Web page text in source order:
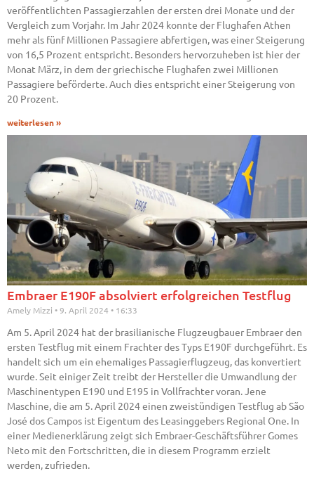
veröffentlichten Passagierzahlen der ersten drei Monate und der
Vergleich zum Vorjahr. Im Jahr 2024 konnte der Flughafen Athen
mehr als fünf Millionen Passagiere abfertigen, was einer Steigerung
von 16,5 Prozent entspricht. Besonders hervorzuheben ist hier der
Monat März, in dem der griechische Flughafen zwei Millionen
Passagiere beförderte. Auch dies entspricht einer Steigerung von
20 Prozent.
weiterlesen »
Embraer E190F absolviert erfolgreichen Testflug
Amely Mizzi 9. April 2024 16:33
Am 5. April 2024 hat der brasilianische Flugzeugbauer Embraer den
ersten Testflug mit einem Frachter des Typs E190F durchgeführt. Es
handelt sich um ein ehemaliges Passagierflugzeug, das konvertiert
wurde. Seit einiger Zeit treibt der Hersteller die Umwandlung der
Maschinentypen E190 und E195 in Vollfrachter voran. Jene
Maschine, die am 5. April 2024 einen zweistündigen Testflug ab São
José dos Campos ist Eigentum des Leasinggebers Regional One. In
einer Medienerklärung zeigt sich Embraer-Geschäftsführer Gomes
Neto mit den Fortschritten, die in diesem Programm erzielt
werden, zufrieden.